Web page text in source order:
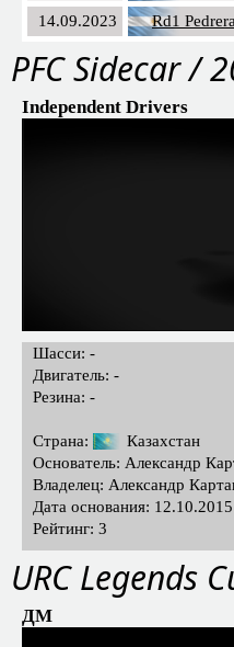
14.09.2023
Rd1
PFC Sidecar /
Independent Drivers
Шасси: -
Двигатель: -
Резина: -
Страна:
Казахстан
Основатель: Александр
Владелец: Александр
Дата основания: 12.10.2015
Рейтинг: 3
URC Legends
ДМ